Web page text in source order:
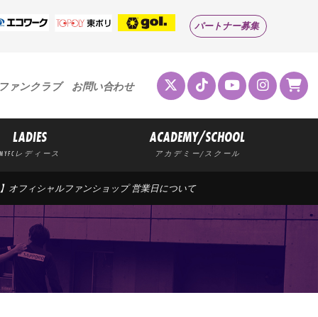
パートナー募集
ァンクラブ お問い合わせ
LADIES
MYFCレディース
ACADEMY/SCHOOL
アカデミー/スクール
オフィシャルファンショップ 営業日について